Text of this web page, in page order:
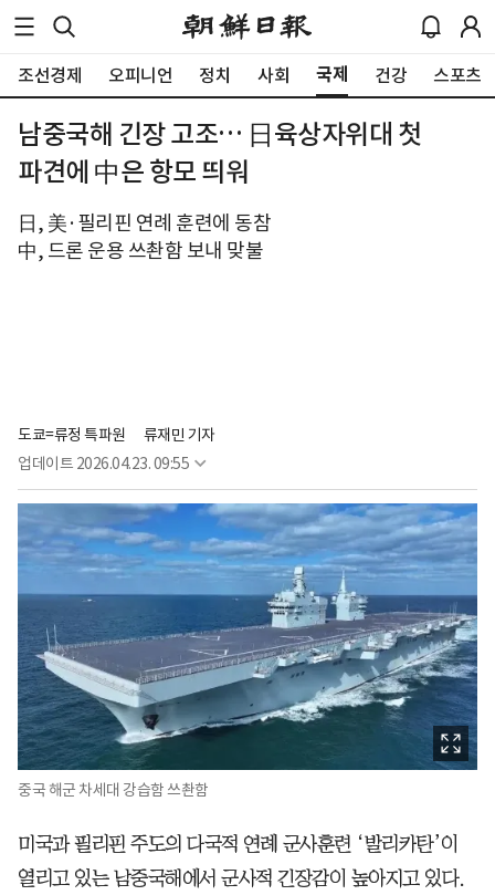
조선경제 오피니언 정치 사회 국제 건강 스포츠
남중국해 긴장 고조… 日육상자위대 첫
파견에 中은 항모 띄워
日, 美·필리핀 연례 훈련에 동참
中, 드론 운용 쓰촨함 보내 맞불
도쿄=류정 특파원
류재민 기자
업데이트 2026.04.23. 09:55
중국 해군 차세대 강습함 쓰촨함
미국과 필리핀 주도의 다국적 연례 군사훈련 ‘발리카탄’이
열리고 있는 남중국해에서 군사적 긴장감이 높아지고 있다.